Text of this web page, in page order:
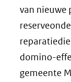
van nieuwe
domino-
gemeente